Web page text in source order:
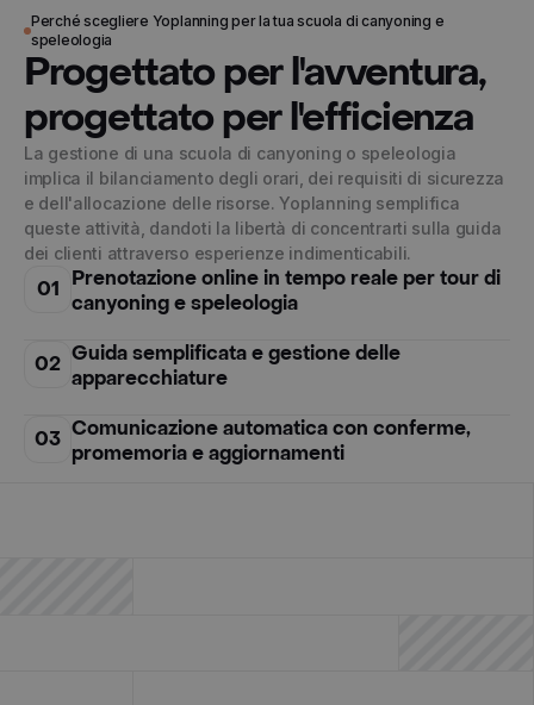
Perché scegliere Yoplanning per la tua scuola di canyoning e
speleologia
Progettato per l'avventura,
progettato per l'efficienza
La gestione di una scuola di canyoning o speleologia
implica il bilanciamento degli orari, dei requisiti di sicurezza
e dell'allocazione delle risorse. Yoplanning semplifica
queste attività, dandoti la libertà di concentrarti sulla guida
dei clienti attraverso esperienze indimenticabili.
01 Prenotazione online in tempo reale per tour di
canyoning e speleologia
02 Guida semplificata e gestione delle
apparecchiature
03 Comunicazione automatica con conferme,
promemoria e aggiornamenti